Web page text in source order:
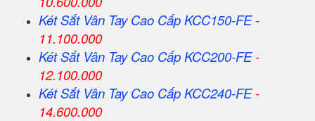
Két Sắt Vân Tay Cao Cấp KCC150-FE-
11.100.000
Két Sắt Vân Tay Cao Cấp KCC200-FE-
12.100.000
Két Sắt Vân Tay Cao Cấp KCC240-FE-
14.600.000